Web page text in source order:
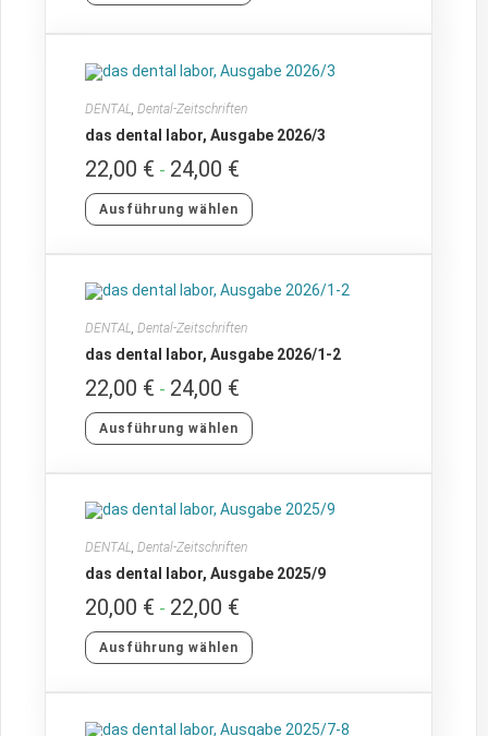
DENTAL ,Dental-Zeitschriften
das dental labor, Ausgabe 2026/3
22,00 € - 24,00 €
Ausführung wählen
DENTAL,Dental-Zeitschriften
das dental labor, Ausgabe 2026/1-2
22,00 € - 24,00 €
Ausführung wählen
DENTAL,Dental-Zeitschriften
das dental labor, Ausgabe 2025/9
20,00 € - 22,00 €
Ausführung wählen